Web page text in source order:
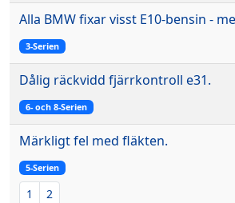
Alla BMW fixar visst E10-bensin -
3-Serien
Dålig räckvidd fjärrkontroll e31.
6- och 8-Serien
Märkligt fel med fläkten.
5-Serien
1 2